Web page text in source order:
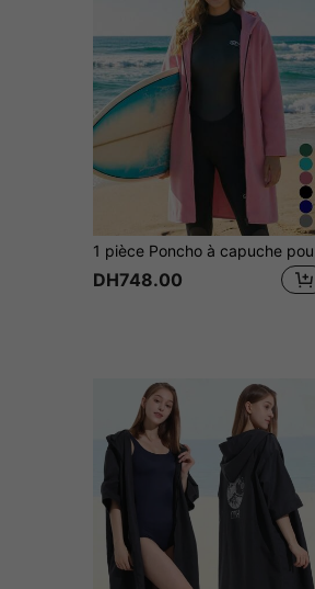
DH748.00